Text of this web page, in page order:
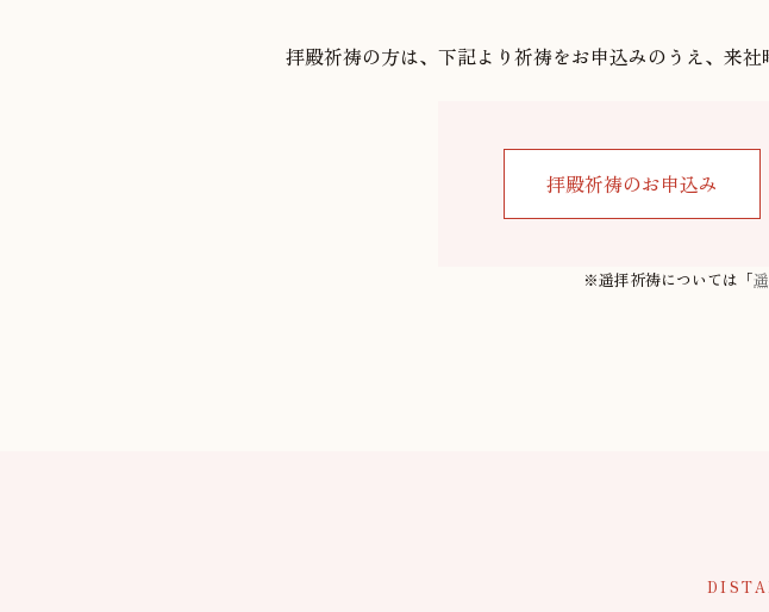
拝殿祈祷の方は、下記より祈祷をお申込みのうえ、来
拝殿祈祷のお申込み
※遥拝祈祷については「